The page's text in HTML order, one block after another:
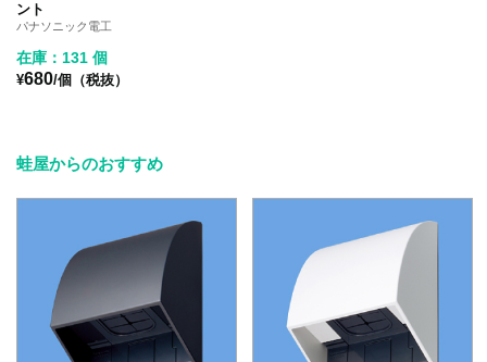
ント
パナソニック電工
在庫：131 個
¥680/個（税抜）
蛙屋からのおすすめ